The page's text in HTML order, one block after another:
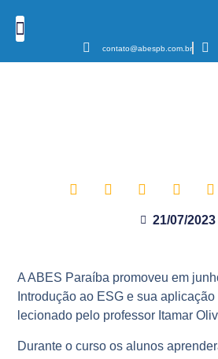
contato@abespb.com.br
21/07/2023
A ABES Paraíba promoveu em
Introdução ao ESG e sua
lecionado pelo professor Itamar
Durante o curso os alunos